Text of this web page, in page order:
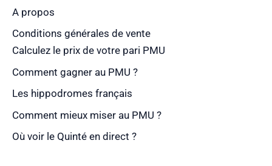
A propos
Conditions générales de vente
Calculez le prix de votre pari PMU
Comment gagner au PMU ?
Les hippodromes français
Comment mieux miser au PMU ?
Où voir le Quinté en direct ?